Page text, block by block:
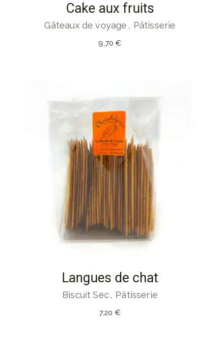
Cake aux fruits
Gâteaux de voyage Pâtisserie
9,70€
Langues de chat
Biscuit Sec Pâtisserie
7,20 €